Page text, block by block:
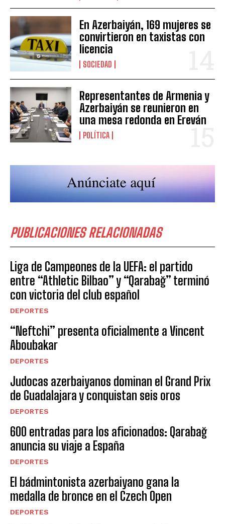
En Azerbaiyán, 169 mujeres se
convirtieron en taxistas con
licencia
SOCIEDAD
Representantes de Armenia y
Azerbaiyán se reunieron en
una mesa redonda en Ereván
POLÍTICA
PUBLICACIONES RELACIONADAS
Liga de Campeones de la UEFA: el partido
entre “Athletic Bilbao” y “Qarabağ” terminó
con victoria del club español
DEPORTES
“Neftchi” presenta oficialmente a Vincent
Aboubakar
DEPORTES
Judocas azerbaiyanos dominan el Grand Prix
de Guadalajara y conquistan seis oros
DEPORTES
600 entradas para los aficionados: Qarabağ
anuncia su viaje a España
DEPORTES
El bádmintonista azerbaiyano gana la
medalla de bronce en el Czech Open
DEPORTES